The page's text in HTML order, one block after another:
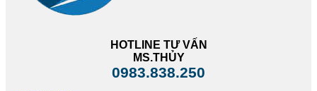
HOTLINE TƯ VẤN
MS.THỦY
0983.838.250